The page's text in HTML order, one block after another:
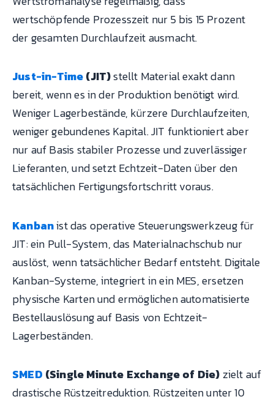
wertschöpfende Prozesszeit nur 5 bis 15 Prozent
der gesamten Durchlaufzeit ausmacht.
Just-in-Time(JIT)stellt Material exakt dann
bereit, wenn es in der Produktion benötigt wird.
Weniger Lagerbestände, kürzere Durchlaufzeiten,
weniger gebundenes Kapital. JIT funktioniert aber
nur auf Basis stabiler Prozesse und zuverlässiger
Lieferanten, und setzt Echtzeit-Daten über den
tatsächlichen Fertigungsfortschritt voraus.
Kanbanist das operative Steuerungswerkzeug für
JIT: ein Pull-System, das Materialnachschub nur
auslöst, wenn tatsächlicher Bedarf entsteht. Digitale
Kanban-Systeme, integriert in ein MES, ersetzen
physische Karten und ermöglichen automatisierte
Bestellauslösung auf Basis von Echtzeit-
Lagerbeständen.
SMED (Single Minute Exchange of Die) zielt auf
drastische Rüstzeitreduktion. Rüstzeiten unter 10